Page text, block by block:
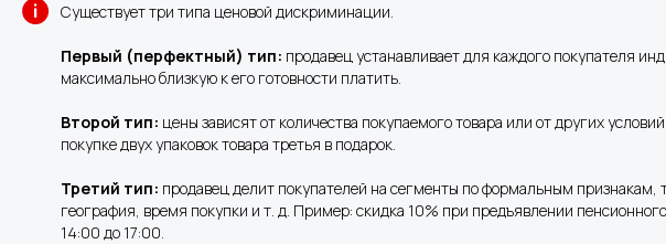
Существует три типа ценовой дискриминации.
Первый (перфектный) тип: продавец устанавливает для каждого покупателя
максимально близкую к его готовности платить.
Второй тип: цены зависят от количества покупаемого товара или от других
покупке двух упаковок товара третья в подарок.
Третий тип: продавец делит покупателей на сегменты по формальным признакам,
география, время покупки и т. д. Пример: скидка 10% при предъявлении
14:00 до 17:00.